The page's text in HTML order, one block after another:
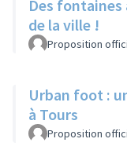
Des fontaines
de la ville !
Proposition
Urban foot :
à Tours
Proposition